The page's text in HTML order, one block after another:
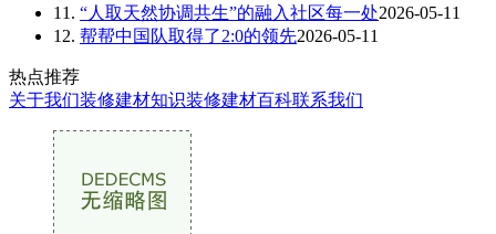
11. “人取天然协调共生”的融入社区每一处2026-05-11
12. 帮帮中国队取得了2:0的领先2026-05-11
热点推荐
关于我们装修建材知识装修建材百科联系我们